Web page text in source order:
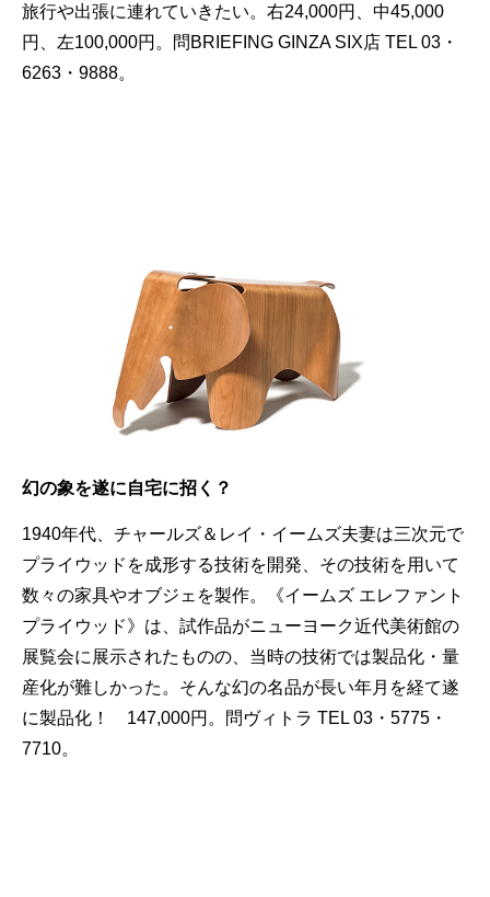
旅行や出張に連れていきたい。右24,000円、中45,000
円、左100,000円。問BRIEFING GINZA SIX店 TEL 03・
6263・9888。
幻の象を遂に自宅に招く？
1940年代、チャールズ＆レイ・イームズ夫妻は三次元で
プライウッドを成形する技術を開発、その技術を用いて
数々の家具やオブジェを製作。《イームズ エレファント
プライウッド》は、試作品がニューヨーク近代美術館の
展覧会に展示されたものの、当時の技術では製品化・量
産化が難しかった。そんな幻の名品が長い年月を経て遂
に製品化！ 147,000円。問ヴィトラ TEL 03・5775・
7710。